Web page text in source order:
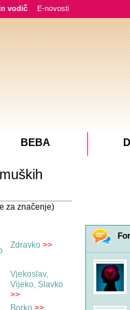
vodič E-novosti
za značenje)
Zdravko >>
Vjekoslav,
Vijeko, Slavko
>>
Borko >>
BEBA